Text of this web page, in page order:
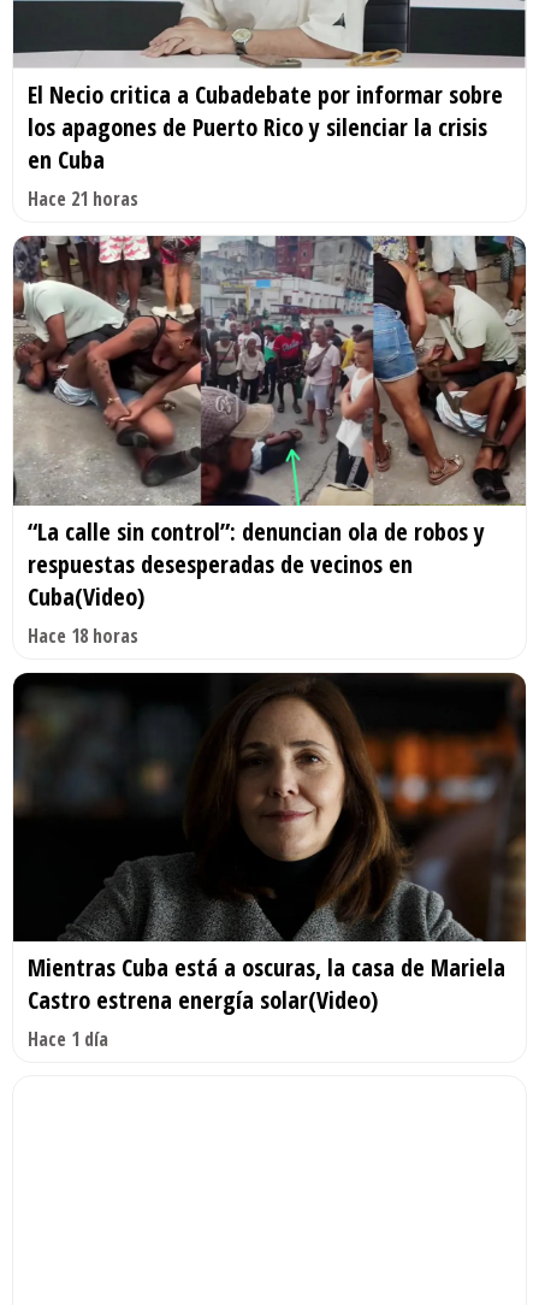
El Necio critica a Cubadebate por informar sobre
los apagones de Puerto Rico y silenciar la crisis
en Cuba
Hace 21 horas
“La calle sin control”: denuncian ola de robos y
respuestas desesperadas de vecinos en
Cuba(Video)
Hace 18 horas
Mientras Cuba está a oscuras, la casa de Mariela
Castro estrena energía solar(Video)
Hace 1 día